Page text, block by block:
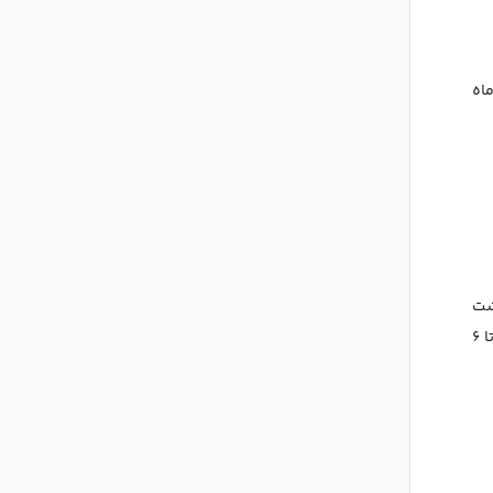
تکمیل این دوره ممکن است حدود ۵ تا ۱۲ ماه
بدن فاصله بیشتری در نظر گرفته شود. آکادمی پوست آمریکا نیز اعلام می‌کند که بسیاری از افراد می‌توانند جلسات خود را تقریباً هر ۴ تا ۶